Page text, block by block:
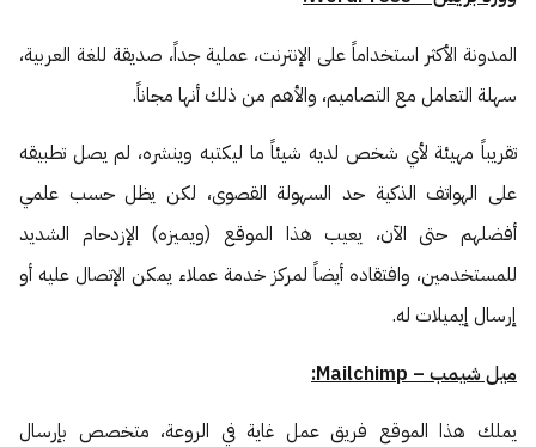
المدونة الأكثر استخداماً على الإنترنت، عملية جداً، صديقة للغة العربية،
سهلة التعامل مع التصاميم، والأهم من ذلك أنها مجاناً.
تقريباً مهيئة لأي شخص لديه شيئاً ما ليكتبه وينشره، لم يصل تطبيقه
على الهواتف الذكية حد السهولة القصوى، لكن يظل حسب علمي
أفضلهم حتى الآن، يعيب هذا الموقع (ويميزه) الإزدحام الشديد
للمستخدمين، وافتقاده أيضاً لمركز خدمة عملاء يمكن الإتصال عليه أو
إرسال إيميلات له.
ميل شيمب – Mailchimp:
يملك هذا الموقع فريق عمل غاية في الروعة، متخصص بإرسال